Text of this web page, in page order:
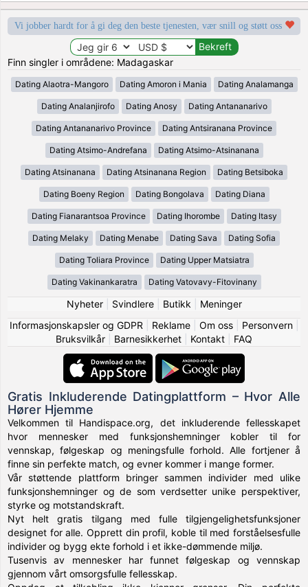
Vi jobber hardt for å gi deg den beste tjenesten, vær snill og støtt oss
Finn singler i områdene: Madagaskar
Dating Alaotra-Mangoro Dating Amoron i Mania Dating Analamanga
Dating Analanjirofo Dating Anosy Dating Antananarivo
Dating Antananarivo Province Dating Antsiranana Province
Dating Atsimo-Andrefana Dating Atsimo-Atsinanana
Dating Atsinanana Dating Atsinanana Region Dating Betsiboka
Dating Boeny Region Dating Bongolava Dating Diana
Dating Fianarantsoa Province Dating Ihorombe Dating Itasy
Dating Melaky Dating Menabe Dating Sava Dating Sofia
Dating Toliara Province Dating Upper Matsiatra
Dating Vakinankaratra Dating Vatovavy-Fitovinany
Nyheter| Svindlere| Butikk
Meninger
Informasjonskapsler og GDPR
Reklame| Om oss| Personvern|
Bruksvilkår
Barnesikkerhet Kontakt FAQ
Gratis Inkluderende Datingplattform – Hvor Alle
Hører Hjemme
Velkommen til Handispace.org, det inkluderende fellesskapet
hvor mennesker med funksjonshemninger kobler til for
vennskap, følgeskap og meningsfulle forhold. Alle fortjener å
finne sin perfekte match, og evner kommer i mange former.
Vår støttende plattform bringer sammen individer med ulike
funksjonshemninger og de som verdsetter unike perspektiver,
styrke og motstandskraft.
Nyt helt gratis tilgang med fulle tilgjengelighetsfunksjoner
designet for alle. Opprett din profil, koble til med forståelsesfulle
individer og bygg ekte forhold i et ikke-dømmende miljø.
Tusenvis av mennesker har funnet følgeskap og vennskap
gjennom vårt omsorgsfulle fellesskap.